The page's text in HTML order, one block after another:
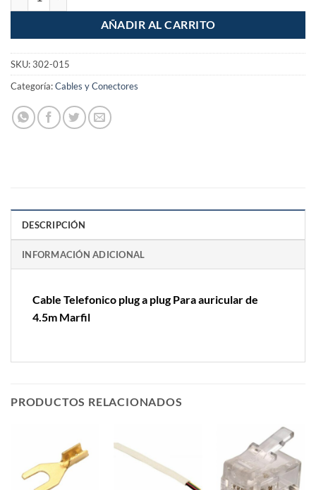
AÑADIR AL CARRITO
SKU:302-015
Categoría:Cables y Conectores
DESCRIPCIÓN
INFORMACIÓN ADICIONAL
Cable Telefonico plug a plug Para auricular de
4.5m Marfil
PRODUCTOS RELACIONADOS